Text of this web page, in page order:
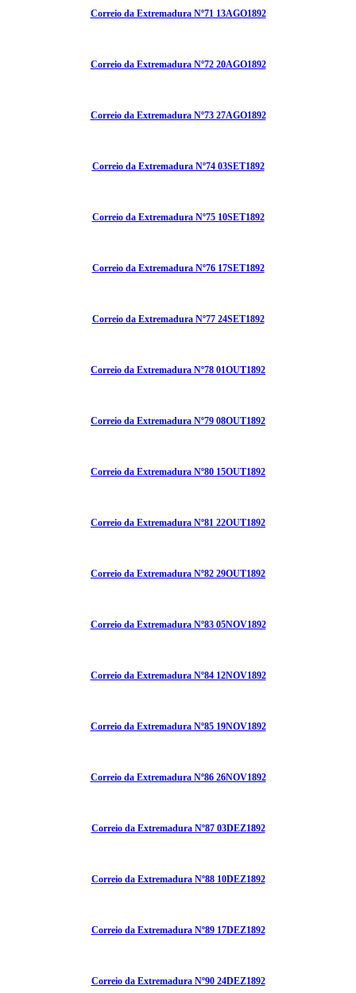
Correio da Extremadura Nº71 13AGO1892
Correio da Extremadura Nº72 20AGO1892
Correio da Extremadura Nº73 27AGO1892
Correio da Extremadura Nº74 03SET1892
Correio da Extremadura Nº75 10SET1892
Correio da Extremadura Nº76 17SET1892
Correio da Extremadura Nº77 24SET1892
Correio da Extremadura Nº78 01OUT1892
Correio da Extremadura Nº79 08OUT1892
Correio da Extremadura Nº80 15OUT1892
Correio da Extremadura Nº81 22OUT1892
Correio da Extremadura Nº82 29OUT1892
Correio da Extremadura Nº83 05NOV1892
Correio da Extremadura Nº84 12NOV1892
Correio da Extremadura Nº85 19NOV1892
Correio da Extremadura Nº86 26NOV1892
Correio da Extremadura Nº87 03DEZ1892
Correio da Extremadura Nº88 10DEZ1892
Correio da Extremadura Nº89 17DEZ1892
Correio da Extremadura Nº90 24DEZ1892